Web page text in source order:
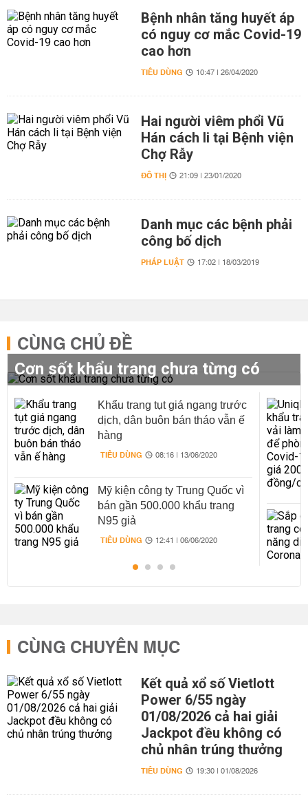
Bệnh nhân tăng huyết áp
có nguy cơ mắc Covid-19
cao hơn
TIÊU DÙNG 10:47 | 26/04/2020
Hai người viêm phổi Vũ
Hán cách li tại Bệnh viện
Chợ Rẫy
ĐÔ THỊ 21:09 | 23/01/2020
Danh mục các bệnh phải
công bố dịch
PHÁP LUẬT 17:02 | 18/03/2019
CÙNG CHỦ ĐỀ
Cơn sốt khẩu trang chưa từng có
Khẩu trang tụt giá ngang trước
dịch, dân buôn bán tháo vẫn ế
hàng
TIÊU DÙNG 08:16 | 13/06/2020
Mỹ kiện công ty Trung Quốc vì
bán gần 500.000 khẩu trang
N95 giả
TIÊU DÙNG 12:41 | 06/06/2020
CÙNG CHUYÊN MỤC
Kết quả xổ số Vietlott
Power 6/55 ngày
01/08/2026 cả hai giải
Jackpot đều không có
chủ nhân trúng thưởng
TIÊU DÙNG 19:30 | 01/08/2026